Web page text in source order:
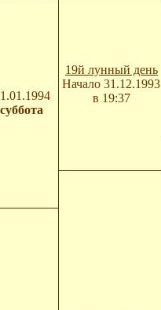
суббота
19й лунный день
Начало 31.12.1993
в 19:37